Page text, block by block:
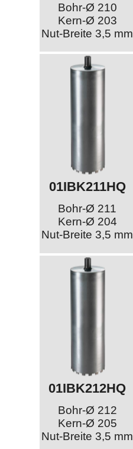
Bohr-Ø 210
Kern-Ø 203
Nut-Breite 3,5 mm
01IBK211HQ
Bohr-Ø 211
Kern-Ø 204
Nut-Breite 3,5 mm
01IBK212HQ
Bohr-Ø 212
Kern-Ø 205
Nut-Breite 3,5 mm